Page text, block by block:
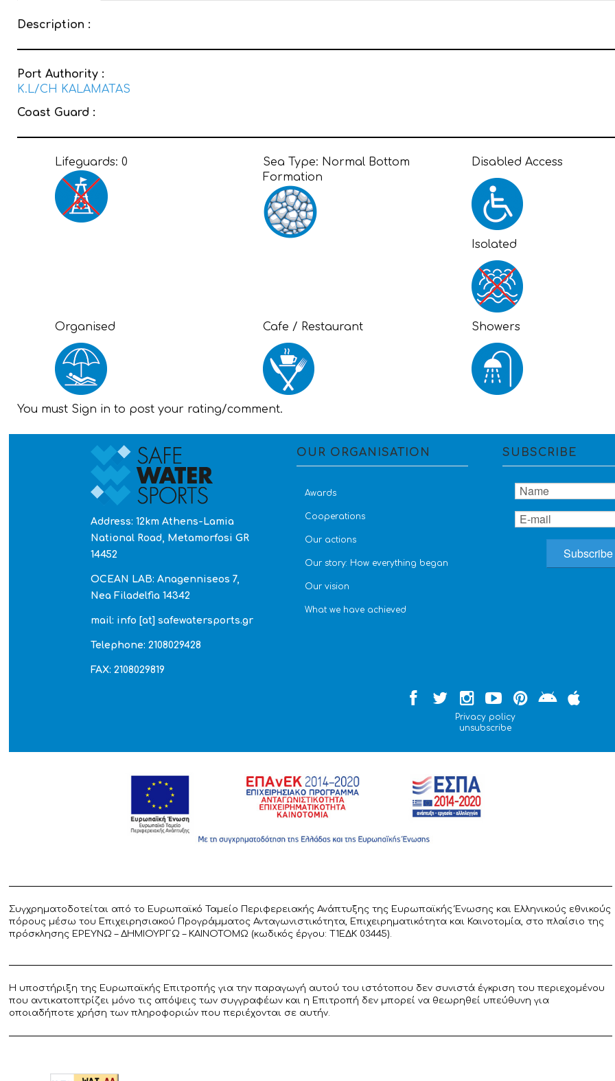
Description :
Port Authority :
K.L/CH KALAMATAS
Coast Guard :
Lifeguards: 0 Sea Type: Normal Bottom
Formation
Disabled Access
Isolated
Organised Cafe / Restaurant Showers
You must Sign in to post your rating/comment.
Address: 12km Athens-Lamia
National Road, Metamorfosi GR
14452
OCEAN LAB: Anagenniseos 7,
Nea Filadelfia 14342
mail: info [at] safewatersports.gr
Telephone: 2108029428
FAX: 2108029819
OUR ORGANISATION
Awards
Cooperations
Our actions
Our story: How everything began
Our vision
What we have achieved
SUBSCRIBE
Privacy policy
unsubscribe
Συγχρηματοδοτείται από το Ευρωπαϊκό Ταμείο Περιφερειακής Ανάπτυξης της Ευρωπαϊκής Ένωσης και Ελληνικούς εθνικούς
πόρους μέσω του Επιχειρησιακού Προγράμματος Ανταγωνιστικότητα, Επιχειρηματικότητα και Καινοτομία, στο πλαίσιο της
πρόσκλησης ΕΡΕΥΝΩ – ΔΗΜΙΟΥΡΓΩ – ΚΑΙΝΟΤΟΜΩ (κωδικός έργου: T1ΕΔΚ 03445).
Η υποστήριξη της Ευρωπαϊκής Επιτροπής για την παραγωγή αυτού του ιστότοπου δεν συνιστά έγκριση του περιεχομένου
που αντικατοπτρίζει μόνο τις απόψεις των συγγραφέων και η Επιτροπή δεν μπορεί να θεωρηθεί υπεύθυνη για
οποιαδήποτε χρήση των πληροφοριών που περιέχονται σε αυτήν.